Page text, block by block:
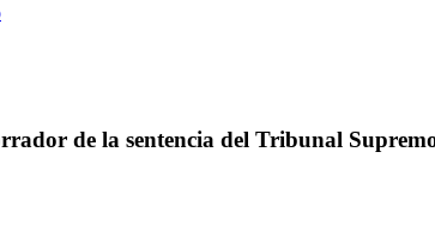
de la sentencia del Tribunal